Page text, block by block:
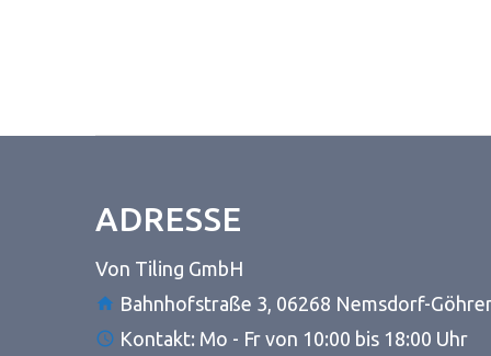
ADRESSE
Von Tiling GmbH
Bahnhofstraße 3, 06268 Nemsdorf-
Kontakt: Mo - Fr von 10:00 bis 18:00 Uhr